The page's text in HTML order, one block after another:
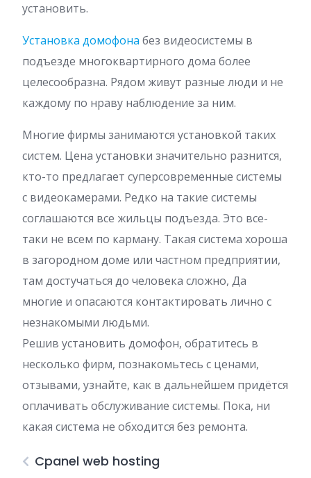
установить.
Установка домофона без видеосистемы в
подъезде многоквартирного дома более
целесообразна. Рядом живут разные люди и не
каждому по нраву наблюдение за ним.
Многие фирмы занимаются установкой таких
систем. Цена установки значительно разнится,
кто-то предлагает суперсовременные системы
с видеокамерами. Редко на такие системы
соглашаются все жильцы подъезда. Это все-
таки не всем по карману. Такая система хороша
в загородном доме или частном предприятии,
там достучаться до человека сложно, Да
многие и опасаются контактировать лично с
незнакомыми людьми.
Решив установить домофон, обратитесь в
несколько фирм, познакомьтесь с ценами,
отзывами, узнайте, как в дальнейшем придётся
оплачивать обслуживание системы. Пока, ни
какая система не обходится без ремонта.
Cpanel web hosting